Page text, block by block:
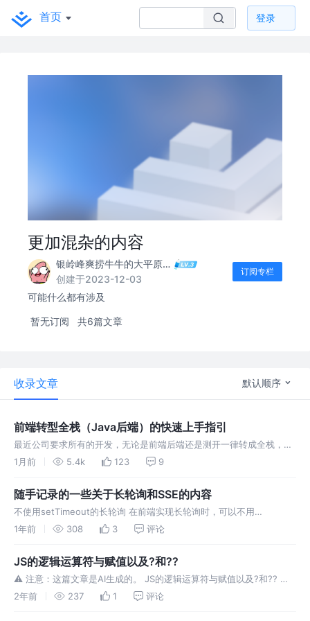
首页 登录
更加混杂的内容
银岭峰爽捞牛牛的大平原火鸡
创建于2023-12-03
订阅专栏
可能什么都有涉及
暂无订阅 共6篇文章
收录文章 默认顺序
前端转型全栈（Java后端）的快速上手指引
最近公司要求所有的开发，无论是前端后端还是测开一律转成全栈，在
Agent的辅助下转型，没招了，之前还有点精神洁癖想保持纯洁性的，
前端的钱干
1月前 5.4k 123 9
随手记录的一些关于长轮询和SSE的内容
不使用setTimeout的长轮询 在前端实现长轮询时，可以不用
setTimeout，某些场景下，使用它可能是一种不好的实践。 1. 如何不
1年前 308 3 评论
JS的逻辑运算符与赋值以及?和??
⚠ 注意：这篇文章是AI生成的。 JS的逻辑运算符与赋值以及?和?? 逻
辑运算符 JS中有三种逻辑运算符：&&（逻辑与），||（逻辑或）和!
2年前 237 1 评论